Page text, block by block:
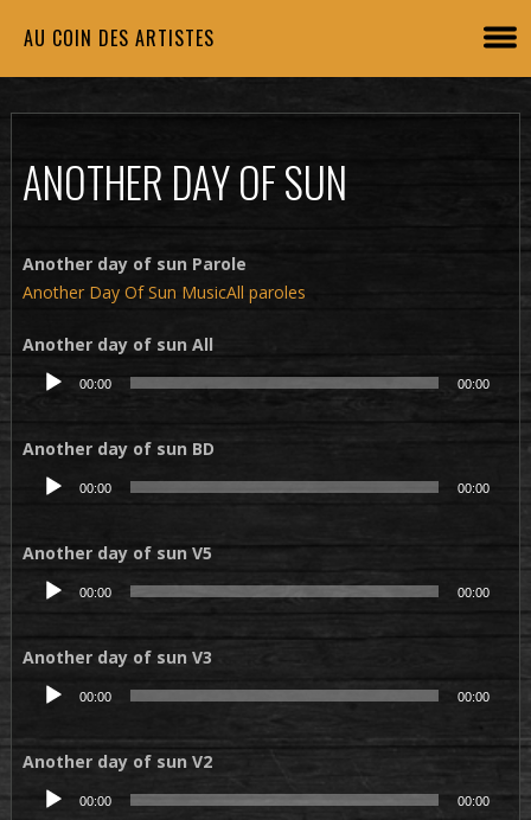
AU COIN DES ARTISTES
ANOTHER DAY OF SUN
Another day of sun Parole
Another Day Of Sun MusicAll paroles
Another day of sun All
Lecteur
audio
00:00 00:00
Another day of sun BD
Lecteur
00:00 00:00
Another day of sun V5
Lecteur
00:00 00:00
Another day of sun V3
Lecteur
00:00 00:00
Another day of sun V2
Lecteur
00:00 00:00